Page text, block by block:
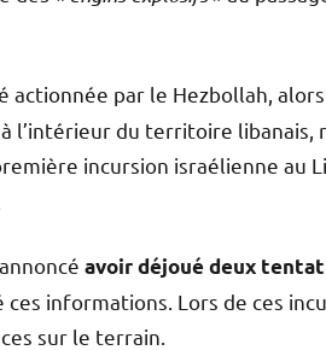
actionnée par le Hezbollah,
l’intérieur du territoire
première incursion israélienne
avoir déjoué deux
ces informations. Lors de ces
sur le terrain.